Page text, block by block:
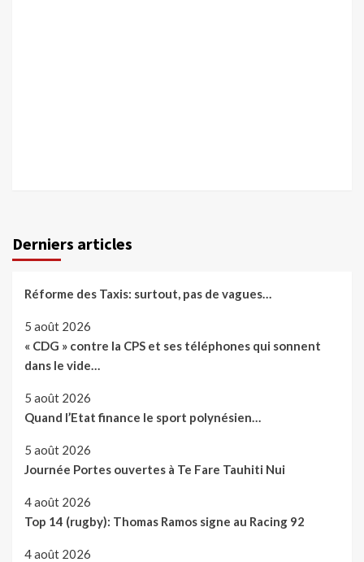
Derniers articles
Réforme des Taxis: surtout, pas de vagues…
5 août 2026
« CDG » contre la CPS et ses téléphones qui sonnent
dans le vide…
5 août 2026
Quand l’Etat finance le sport polynésien…
5 août 2026
Journée Portes ouvertes à Te Fare Tauhiti Nui
4 août 2026
Top 14 (rugby): Thomas Ramos signe au Racing 92
4 août 2026